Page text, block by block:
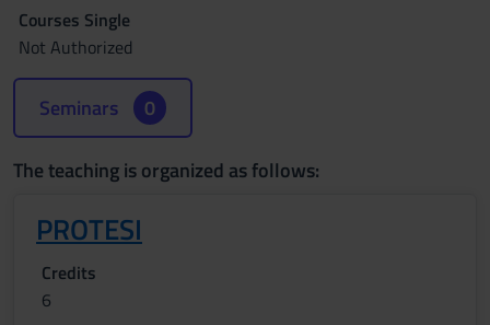
Courses Single
Not Authorized
Seminars 0
The teaching is organized as follows:
PROTESI
Credits
6